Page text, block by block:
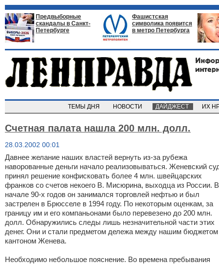
Предвыборные
скандалы в Санкт-
Петербурге
Фашистская
символика появится
в метро Петербурга
ТЕМЫ ДНЯ НОВОСТИ ДАЙДЖЕСТ ИХ
Счетная палата нашла 200 млн. долл.
28.03.2002 00:01
Давнее желание наших властей вернуть из-за рубежа
наворованные деньги начало реализовываться. Женевский
принял решение конфисковать более 4 млн. швейцарских
франков со счетов некоего В. Мисюрина, выходца из России. В
начале 90-х годов он занимался торговлей нефтью и был
застрелен в Брюсселе в 1994 году. По некоторым оценкам, за
границу им и его компаньонами было перевезено до 200 млн.
долл. Обнаружились следы лишь незначительной части этих
денег. Они и стали предметом дележа между нашим
кантоном Женева.
Необходимо небольшое пояснение. Во времена пребывания